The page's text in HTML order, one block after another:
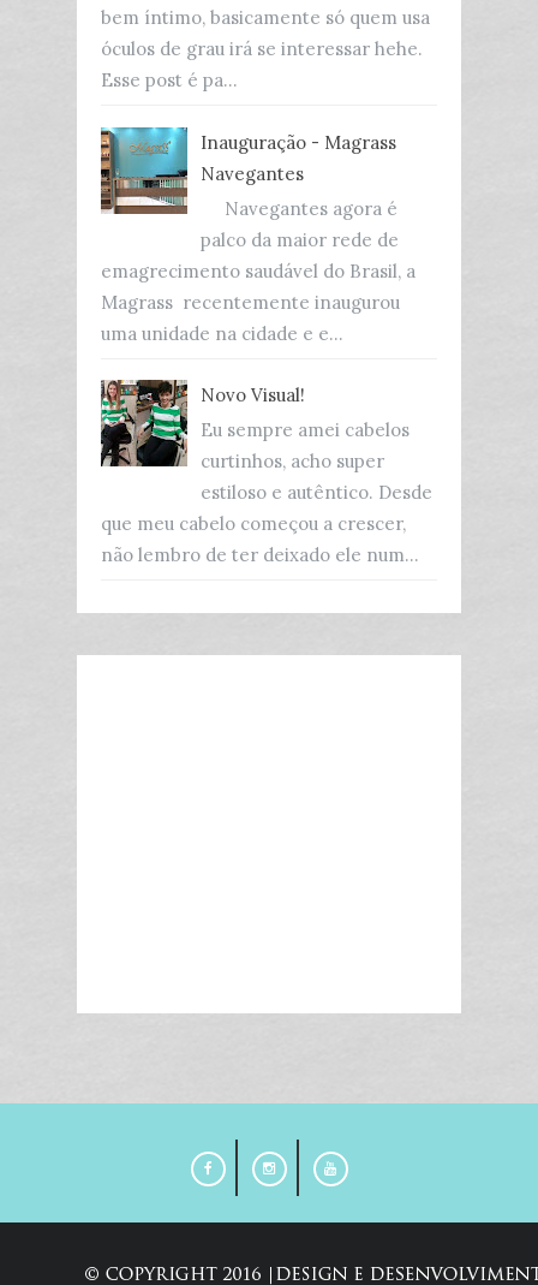
bem íntimo, basicamente só quem usa
óculos de grau irá se interessar hehe.
Esse post é pa...
Inauguração - Magrass
Navegantes
Navegantes agora é
palco da maior rede de
emagrecimento saudável do Brasil, a
Magrass recentemente inaugurou
uma unidade na cidade e e...
Novo Visual!
Eu sempre amei cabelos
curtinhos, acho super
estiloso e autêntico. Desde
que meu cabelo começou a crescer,
não lembro de ter deixado ele num...